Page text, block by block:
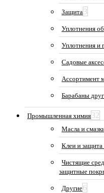
Защита3
Уплотнения
Уплотнения и
Садовые
Ассортимент
Барабаны
Промышленная химия32
Масла и
Клеи и защита
Чистящие
защитные
Другие6